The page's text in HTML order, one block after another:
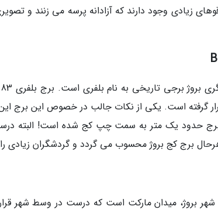
زیادی وجود دارند که آزادانه پرسه می زنند و
گرفته است. یکی از نکات جالب در خصوص این برج
حدود یک متر به سمت چپ کج شده است! البته
هرحال برج کج بروژ محسوب می گردد و گردشگران
بروژ، میدان مارکت است که درست در وسط شهر